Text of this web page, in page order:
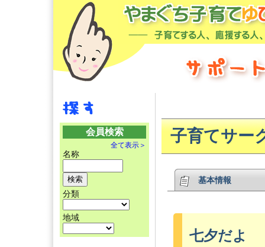
会員検索
全て表示＞
名称
分類
地域
子育てサー
基本情報
七夕だよ